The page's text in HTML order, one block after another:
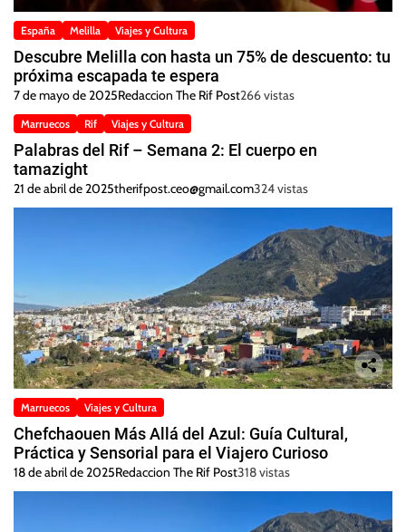
España Melilla Viajes y Cultura
Descubre Melilla con hasta un 75% de descuento: tu
próxima escapada te espera
7 de mayo de 2025Redaccion The Rif Post266 vistas
Marruecos Rif Viajes y Cultura
Palabras del Rif – Semana 2: El cuerpo en
tamazight
21 de abril de 2025therifpost.ceo@gmail.com324 vistas
Marruecos Viajes y Cultura
Chefchaouen Más Allá del Azul: Guía Cultural,
Práctica y Sensorial para el Viajero Curioso
18 de abril de 2025Redaccion The Rif Post318 vistas